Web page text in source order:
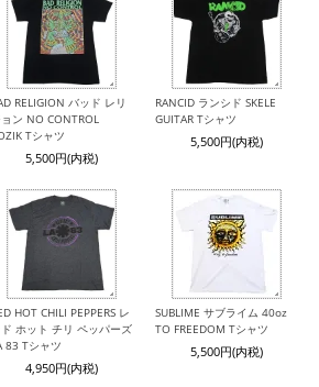
RELIGION バッド レリ
ン NO CONTROL
Tシャツ
5,500円(内税)
RANCID ランシド SKELE
GUITAR Tシャツ
5,500円(内税)
HOT CHILI PEPPERS レ
ホット チリ ペッパーズ
83 Tシャツ
4,950円(内税)
SUBLIME サブライム 40oz
TO FREEDOM Tシャツ
5,500円(内税)